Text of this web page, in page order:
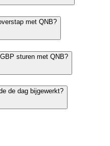
met QNB?
sturen met QNB?
de dag bijgewerkt?